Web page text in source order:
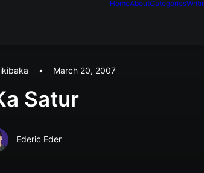
HomeAboutCategories
• March 20, 2007
Satur
Ederic Eder